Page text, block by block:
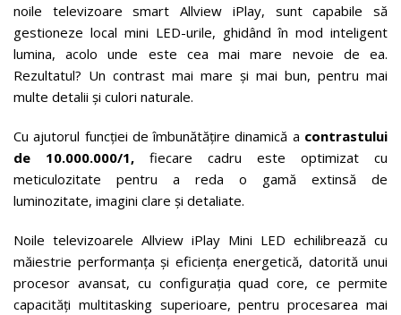
noile televizoare smart Allview iPlay, sunt capabile să
gestioneze local mini LED-urile, ghidând în mod inteligent
lumina, acolo unde este cea mai mare nevoie de ea.
Rezultatul? Un contrast mai mare și mai bun, pentru mai
multe detalii și culori naturale.
Cu ajutorul funcției de îmbunătățire dinamică a contrastului
de 10.000.000/1, fiecare cadru este optimizat cu
meticulozitate pentru a reda o gamă extinsă de
luminozitate, imagini clare și detaliate.
Noile televizoarele Allview iPlay Mini LED echilibrează cu
măiestrie performanța și eficiența energetică, datorită unui
procesor avansat, cu configurația quad core, ce permite
capacități multitasking superioare, pentru procesarea mai